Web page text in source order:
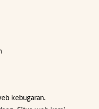
kebugaran.